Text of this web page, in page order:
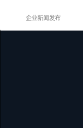
企业新闻发布